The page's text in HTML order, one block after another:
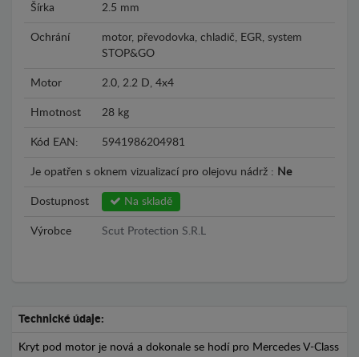
Šírka 2.5 mm
Ochrání
motor, převodovka, chladič, EGR, system
STOP&GO
Motor 2.0, 2.2 D, 4x4
Hmotnost 28 kg
Kód EAN: 5941986204981
Je opatřen s oknem vizualizací pro olejovu nádrž : Ne
Dostupnost Na skladě
Výrobce Scut Protection S.R.L
Technické údaje:
Kryt pod motor je nová a dokonale se hodí pro Mercedes V-Class